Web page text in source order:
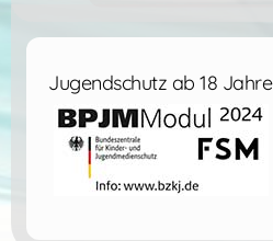
Jugendschutz ab 18 Jahre